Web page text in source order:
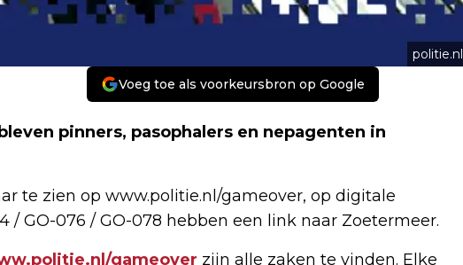
politie.nl
Voeg toe als voorkeursbron op Google
pinners, pasophalers en nepagenten in
te zien op www.politie.nl/gameover, op digitale
/ GO-076 / GO-078 hebben een link naar Zoetermeer.
gameover zijn alle zaken te vinden. Elke